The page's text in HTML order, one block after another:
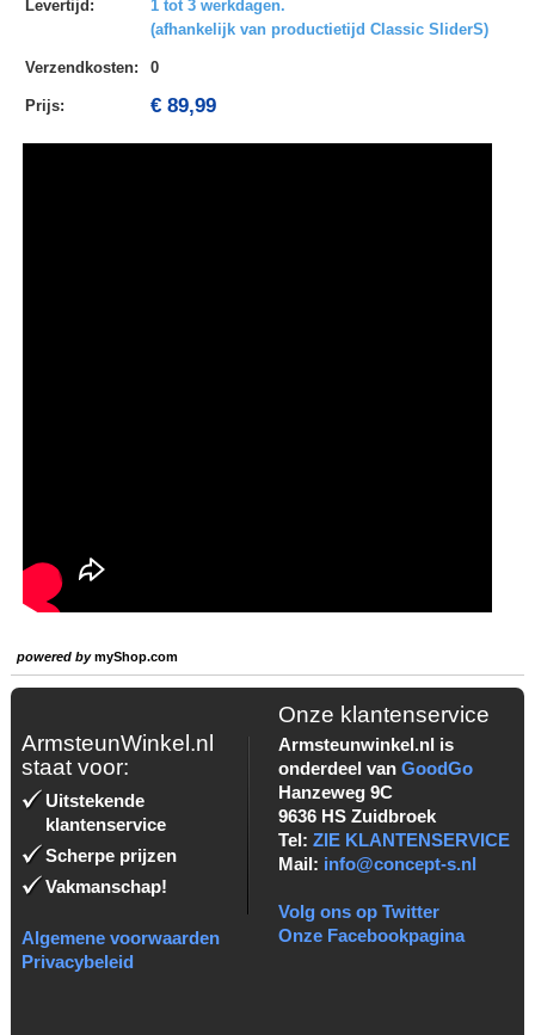
Levertijd :
1 tot 3 werkdagen.
(afhankelijk van productietijd Classic SliderS)
Verzendkosten: 0
Prijs: € 89,99
powered bymyShop.com
ArmsteunWinkel.nl
staat voor:
Uitstekende
klantenservice
Scherpe prijzen
Vakmanschap!
Algemene voorwaarden
Privacybeleid
Onze klantenservice
Armsteunwinkel.nl is
onderdeel van GoodGo
Hanzeweg 9C
9636 HS Zuidbroek
Tel: ZIE KLANTENSERVICE
Mail: info@concept-s.nl
Volg ons op Twitter
Onze Facebookpagina